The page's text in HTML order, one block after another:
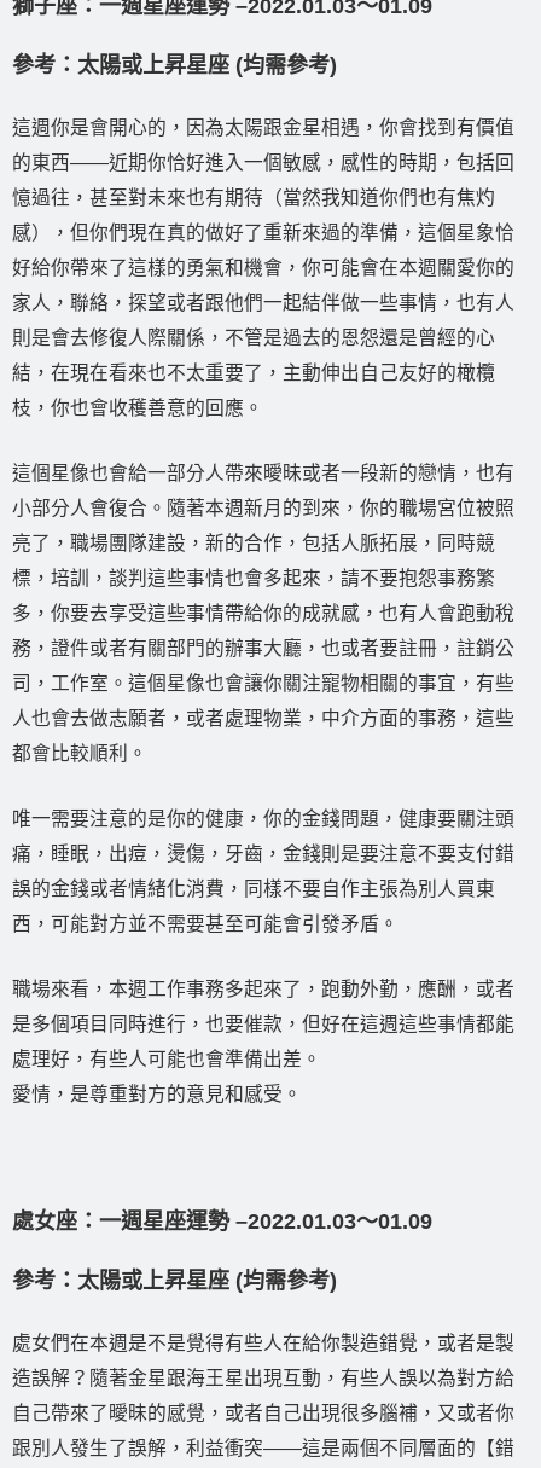
獅子座：一週星座運勢 –2022.01.03〜01.09
參考：太陽或上昇星座 (均需參考)
這週你是會開心的，因為太陽跟金星相遇，你會找到有價值
的東西——近期你恰好進入一個敏感，感性的時期，包括回
憶過往，甚至對未來也有期待（當然我知道你們也有焦灼
感），但你們現在真的做好了重新來過的準備，這個星象恰
好給你帶來了這樣的勇氣和機會，你可能會在本週關愛你的
家人，聯絡，探望或者跟他們一起結伴做一些事情，也有人
則是會去修復人際關係，不管是過去的恩怨還是曾經的心
結，在現在看來也不太重要了，主動伸出自己友好的橄欖
枝，你也會收穫善意的回應。
這個星像也會給一部分人帶來曖昧或者一段新的戀情，也有
小部分人會復合。隨著本週新月的到來，你的職場宮位被照
亮了，職場團隊建設，新的合作，包括人脈拓展，同時競
標，培訓，談判這些事情也會多起來，請不要抱怨事務繁
多，你要去享受這些事情帶給你的成就感，也有人會跑動稅
務，證件或者有關部門的辦事大廳，也或者要註冊，註銷公
司，工作室。這個星像也會讓你關注寵物相關的事宜，有些
人也會去做志願者，或者處理物業，中介方面的事務，這些
都會比較順利。
唯一需要注意的是你的健康，你的金錢問題，健康要關注頭
痛，睡眠，出痘，燙傷，牙齒，金錢則是要注意不要支付錯
誤的金錢或者情緒化消費，同樣不要自作主張為別人買東
西，可能對方並不需要甚至可能會引發矛盾。
職場來看，本週工作事務多起來了，跑動外勤，應酬，或者
是多個項目同時進行，也要催款，但好在這週這些事情都能
處理好，有些人可能也會準備出差。
愛情，是尊重對方的意見和感受。
處女座：一週星座運勢 –2022.01.03〜01.09
參考：太陽或上昇星座 (均需參考)
處女們在本週是不是覺得有些人在給你製造錯覺，或者是製
造誤解？隨著金星跟海王星出現互動，有些人誤以為對方給
自己帶來了曖昧的感覺，或者自己出現很多腦補，又或者你
跟別人發生了誤解，利益衝突——這是兩個不同層面的【錯